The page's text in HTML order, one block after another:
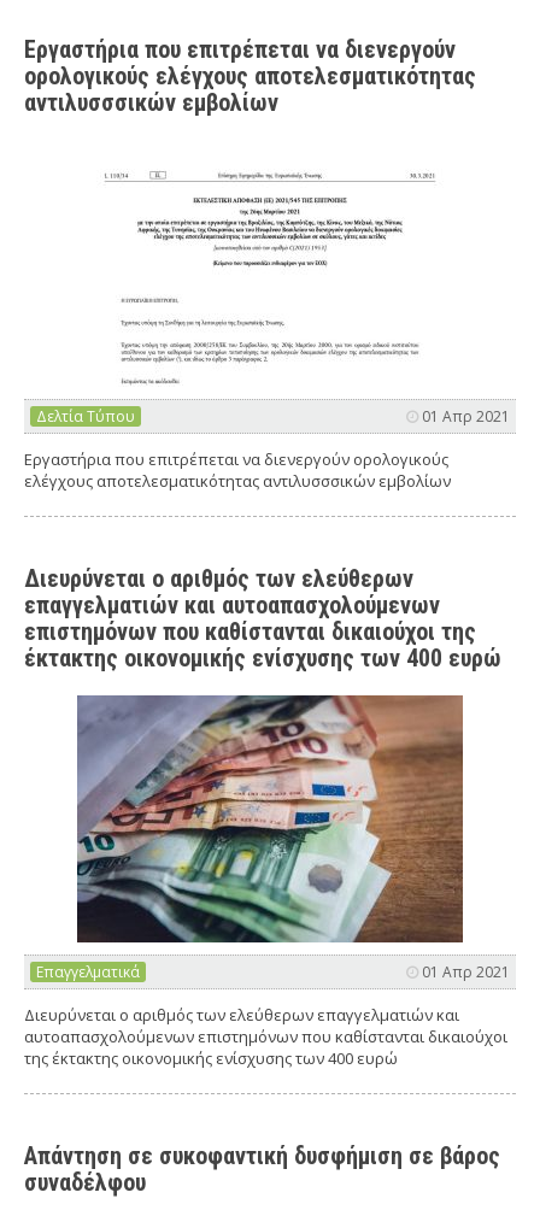
Εργαστήρια που επιτρέπεται να διενεργούν
ορολογικούς ελέγχους αποτελεσματικότητας
αντιλυσσσικών εμβολίων
Δελτία Τύπου 01 Απρ 2021
Εργαστήρια που επιτρέπεται να διενεργούν ορολογικούς
ελέγχους αποτελεσματικότητας αντιλυσσσικών εμβολίων
Διευρύνεται ο αριθμός των ελεύθερων
επαγγελματιών και αυτοαπασχολούμενων
επιστημόνων που καθίστανται δικαιούχοι της
έκτακτης οικονομικής ενίσχυσης των 400 ευρώ
Επαγγελματικά 01 Απρ 2021
Διευρύνεται ο αριθμός των ελεύθερων επαγγελματιών και
αυτοαπασχολούμενων επιστημόνων που καθίστανται δικαιούχοι
της έκτακτης οικονομικής ενίσχυσης των 400 ευρώ
Απάντηση σε συκοφαντική δυσφήμιση σε βάρος
συναδέλφου